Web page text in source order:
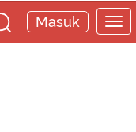
Masuk